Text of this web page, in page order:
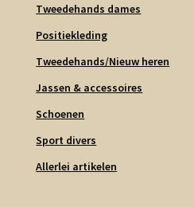
Tweedehands dames
Positiekleding
Tweedehands/Nieuw heren
Jassen & accessoires
Schoenen
Sport divers
Allerlei artikelen